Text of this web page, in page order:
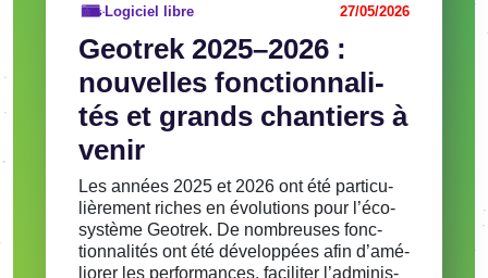
Geotrek 2025–2026 :
nouvelles fonc­tion­na­li­
tés et grands chan­tiers à
venir
Logiciel libre 27/05/2026
Les années 2025 et 2026 ont été parti­cu­
liè­re­ment riches en évolu­tions pour l’éco­
sys­tème Geotrek. De nombreuses fonc­
tion­na­li­tés ont été déve­lop­pées afin d’amé­
lio­rer les perfor­mances, faci­li­ter l’ad­mi­nis­